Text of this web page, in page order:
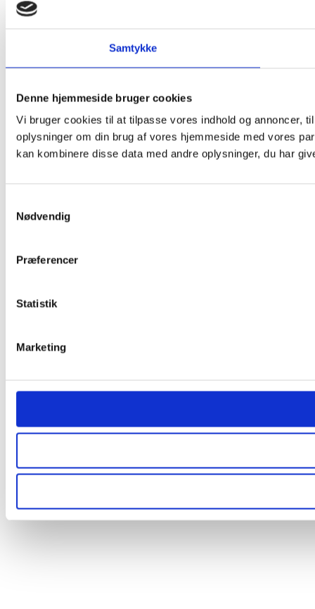
Samtykke
Denne hjemmeside bruger cookies
Vi bruger cookies til at tilpasse vores indhold og annoncer,
oplysninger om din brug af vores hjemmeside med vores
kan kombinere disse data med andre oplysninger, du har
Nødvendig
Præferencer
Statistik
Marketing